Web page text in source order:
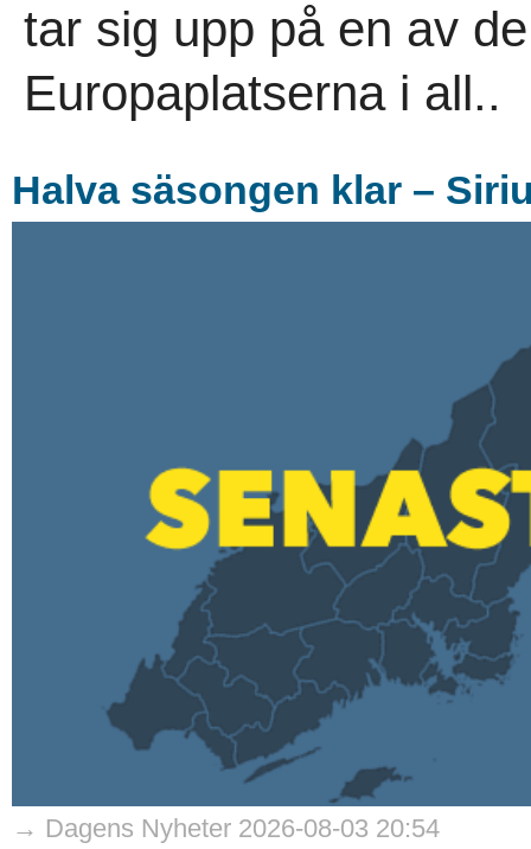
tar sig upp på en av
Europaplatserna i all..
Halva säsongen klar –
→ Dagens Nyheter 2026-08-03 20:54